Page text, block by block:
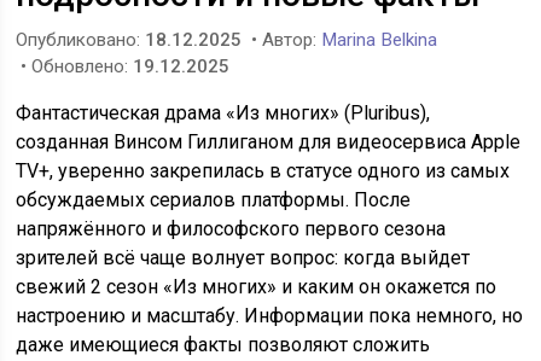
Опубликовано: 18.12.2025 • Автор: Marina Belkina
• Обновлено: 19.12.2025
Фантастическая драма «Из многих» (Pluribus),
созданная Винсом Гиллиганом для видеосервиса Apple
TV+, уверенно закрепилась в статусе одного из самых
обсуждаемых сериалов платформы. После
напряжённого и философского первого сезона
зрителей всё чаще волнует вопрос: когда выйдет
свежий 2 сезон «Из многих» и каким он окажется по
настроению и масштабу. Информации пока немного, но
даже имеющиеся факты позволяют сложить